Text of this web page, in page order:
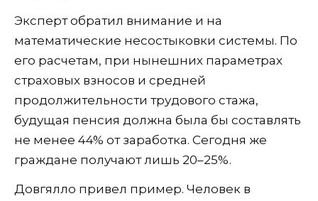
Эксперт обратил внимание и на
математические несостыковки системы. По
его расчетам, при нынешних параметрах
страховых взносов и средней
продолжительности трудового стажа,
будущая пенсия должна была бы составлять
не менее 44% от заработка. Сегодня же
граждане получают лишь 20–25%.
Довгялло привел пример. Человек в